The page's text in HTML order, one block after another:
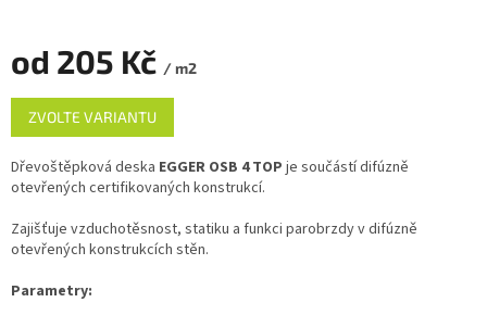
od 205 Kč / m2
Měrná
cena:
ZVOLTE VARIANTU
Dřevoštěpková deska EGGER OSB 4 TOP je součástí difúzně
otevřených certifikovaných konstrukcí.
Zajišťuje vzduchotěsnost, statiku a funkci parobrzdy v difúzně
otevřených konstrukcích stěn.
Parametry: